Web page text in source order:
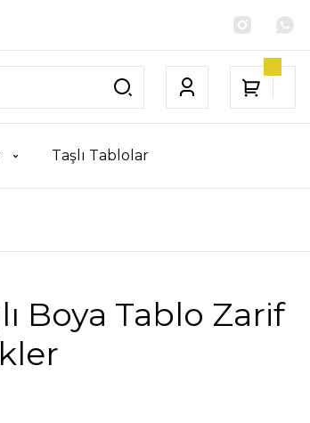
Taşlı Tablolar
Boya Tablo Zarif